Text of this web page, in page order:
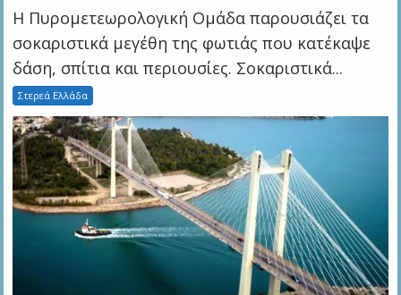
Η Πυρομετεωρολογική Ομάδα παρουσιάζει τα
σοκαριστικά μεγέθη της φωτιάς που κατέκαψε
δάση, σπίτια και περιουσίες. Σοκαριστικά...
Στερεά Ελλάδα